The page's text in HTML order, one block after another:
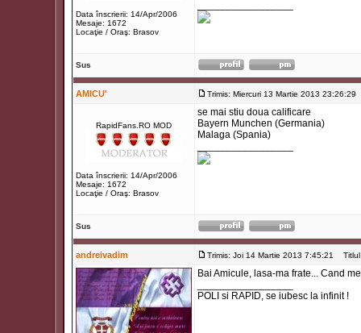
Data înscrierii: 14/Apr/2006
Mesaje: 1672
Locaţie / Oraş: Brasov
Sus
AMICU' Trimis: Miercuri 13 Martie 2013 23:26:29
RapidFans.RO MOD
Data înscrierii: 14/Apr/2006
Mesaje: 1672
Locaţie / Oraş: Brasov
se mai stiu doua calificare
Bayern Munchen (Germania)
Malaga (Spania)
Sus
andreivadim Trimis: Joi 14 Martie 2013 7:45:21 Titlul
Bai Amicule, lasa-ma frate... Cand
POLI si RAPID, se iubesc la infinit !